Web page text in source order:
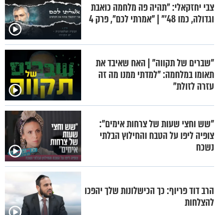
צבי יחזקאלי: "תהיה פה מלחמה כואבת
וגדולה, כמו 48'" | "אמרתי לכם", פרק 4
"שברים של תקווה" | האח שאיבד את
תאומו במלחמה: "למדתי ממנו מה זה
עזרה לזולת"
"שש וחצי שעות של צרחות אימים":
צופיה ליפו על הטבח והחילוץ הבלתי
נשכח
הרב דוד פריוף: כך הכישלונות שלך יהפכו
להצלחות